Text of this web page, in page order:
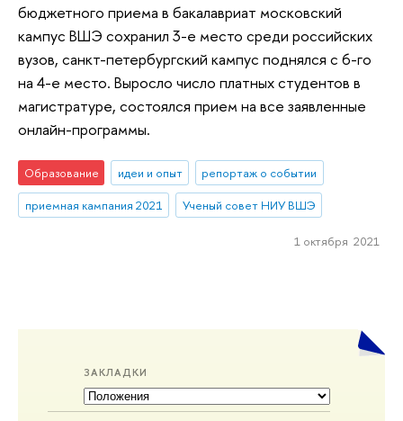
ЗАКЛАДКИ
бюджетного приема в бакалавриат московский
кампус ВШЭ сохранил 3-е место среди российских
вузов, санкт-петербургский кампус поднялся с 6-го
на 4-е место. Выросло число платных студентов в
магистратуре, состоялся прием на все заявленные
онлайн-программы.
Образование идеи и опыт
репортаж о событии
приемная кампания 2021
Ученый совет НИУ ВШЭ
1 октября 2021